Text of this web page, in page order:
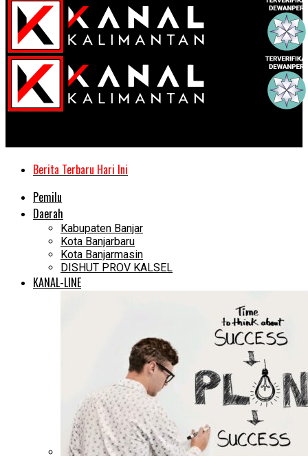
Berita Terbaru Hari Ini
Pemilu
Daerah
Kabupaten Banjar
Kota Banjarbaru
Kota Banjarmasin
DISHUT PROV KALSEL
KANAL-LINE